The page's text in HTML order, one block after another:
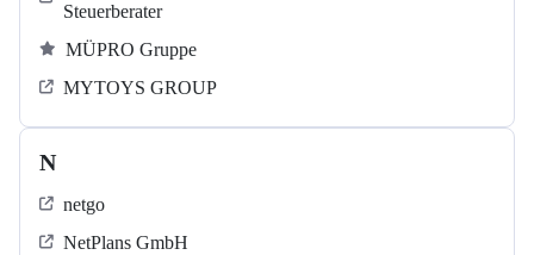
Steuerberater
MÜPRO Gruppe
MYTOYS GROUP
N
netgo
NetPlans GmbH